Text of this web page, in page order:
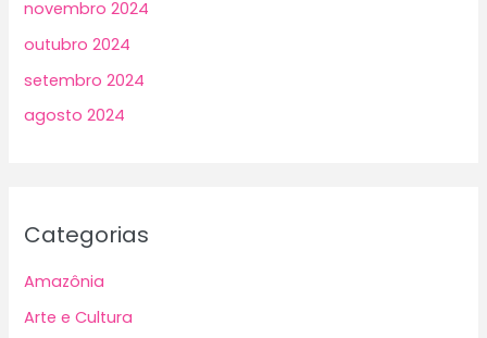
novembro 2024
outubro 2024
setembro 2024
agosto 2024
Categorias
Amazônia
Arte e Cultura